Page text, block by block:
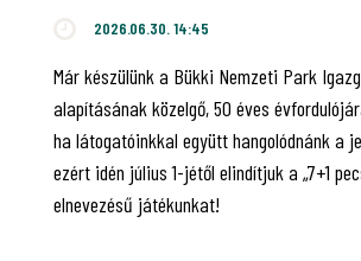
2026.06.30. 14:45
Már készülünk a Bükki Nemzeti Park
alapításának közelgő, 50 éves
ha látogatóinkkal együtt hangolódnánk a
ezért idén július 1-jétől elindítjuk a „7+1
elnevezésű játékunkat!